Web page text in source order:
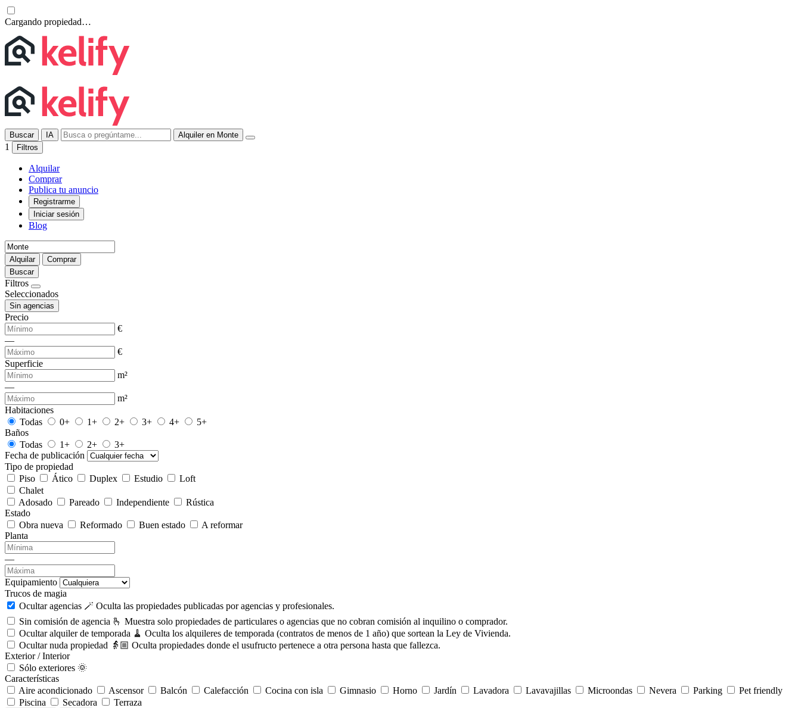
Cargando propiedad…
Buscar IA Alquiler en Monte
1 Filtros
Alquilar
Comprar
Publica tu anuncio
Registrarme
Iniciar sesión
Blog
Alquilar
Comprar
Buscar
Filtros
Seleccionados
Sin agencias
Precio
€
—
€
Superficie
m²
—
m²
Habitaciones
Todas
0+ 1+ 2+ 3+ 4+
5+
Baños
Todas
1+ 2+
3+
Fecha de publicación
Tipo de propiedad
Piso
Ático Duplex Estudio
Loft
Chalet
Adosado
Pareado Independiente
Rústica
Estado
Obra nueva
Reformado Buen estado
A reformar
Planta
—
Equipamiento
Trucos de magia
Ocultar agencias 🪄 Oculta las propiedades publicadas por agencias y profesionales.
Sin comisión de agencia 🫰 Muestra solo propiedades de particulares o agencias que no cobran comisión al inquilino o comprador.
Ocultar alquiler de temporada 🧹 Oculta los alquileres de temporada (contratos de menos de 1 año) que sortean la Ley de Vivienda.
Ocultar nuda propiedad 👵🏼 Oculta propiedades donde el usufructo pertenece a otra persona hasta que fallezca.
Exterior / Interior
Sólo exteriores 🌞
Características
Aire acondicionado
Ascensor Balcón Calefacción Cocina con isla Gimnasio Horno Jardín Lavadora Lavavajillas Microondas Nevera Parking
Pet friendly
Piscina
Secadora Terraza